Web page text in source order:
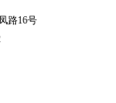
路16号